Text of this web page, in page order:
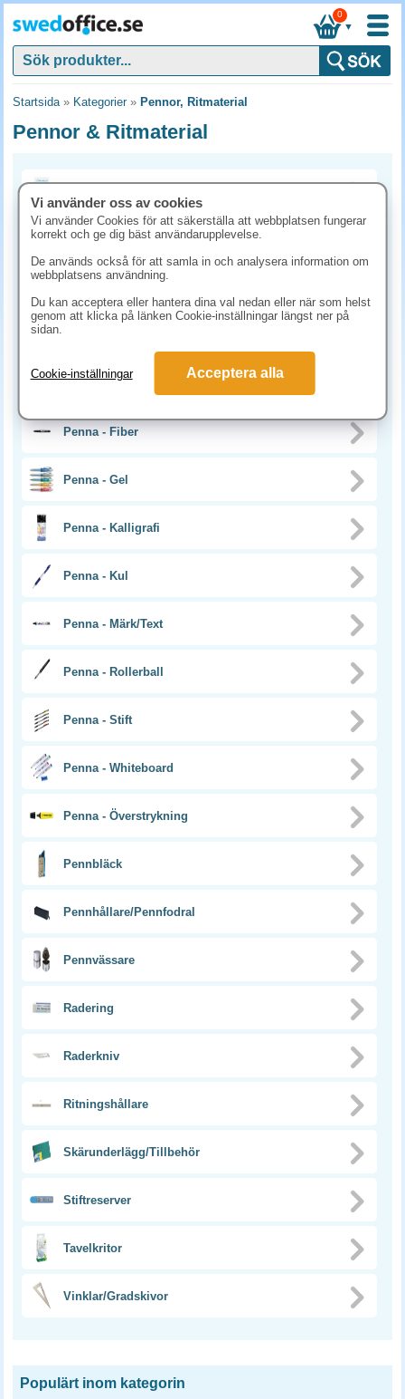
▼
0
Startsida» Kategorier» Pennor, Ritmaterial
Pennor & Ritmaterial
Kulpatroner
Penna - Blyerts
Penna - Fiber
Penna - Gel
Penna - Kalligrafi
Penna - Kul
Penna - Märk/Text
Penna - Rollerball
Penna - Stift
Penna - Whiteboard
Penna - Överstrykning
Pennbläck
Pennhållare/Pennfodral
Pennvässare
Radering
Raderkniv
Ritningshållare
Skärunderlägg/Tillbehör
Stiftreserver
Tavelkritor
Vinklar/Gradskivor
Populärt inom kategorin
Vi använder oss av cookies
Vi använder Cookies för att säkerställa att webbplatsen fungerar
korrekt och ge dig bäst användarupplevelse.
De används också för att samla in och analysera information om
webbplatsens användning.
Du kan acceptera eller hantera dina val nedan eller när som helst
genom att klicka på länken Cookie-inställningar längst ner på
sidan.
Cookie-inställningar Acceptera alla